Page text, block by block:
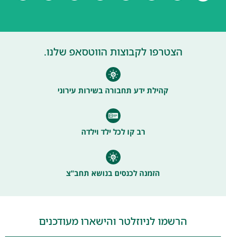
הצטרפו לקבוצות הווטסאפ שלנו.
קהילת ידע תחבורה בשירות עירוני
רב קו לכל ילד וילדה
הזמנה לכנסים בנושא תחב"צ
הרשמו לניוזלטר והישארו מעודכנים